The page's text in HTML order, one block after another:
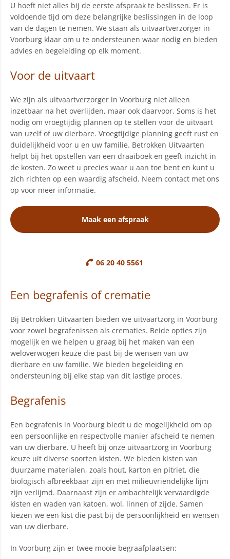
U hoeft niet alles bij de eerste afspraak te beslissen. Er is
voldoende tijd om deze belangrijke beslissingen in de loop
van de dagen te nemen. We staan als uitvaartverzorger in
Voorburg klaar om u te ondersteunen waar nodig en bieden
advies en begeleiding op elk moment.
Voor de uitvaart
We zijn als uitvaartverzorger in Voorburg niet alleen
inzetbaar na het overlijden, maar ook daarvoor. Soms is het
nodig om vroegtijdig plannen op te stellen voor de uitvaart
van uzelf of uw dierbare. Vroegtijdige planning geeft rust en
duidelijkheid voor u en uw familie. Betrokken Uitvaarten
helpt bij het opstellen van een draaiboek en geeft inzicht in
de kosten. Zo weet u precies waar u aan toe bent en kunt u
zich richten op een waardig afscheid. Neem contact met ons
op voor meer informatie.
Maak een afspraak
06 20 40 5561
Een begrafenis of crematie
Bij Betrokken Uitvaarten bieden we uitvaartzorg in Voorburg
voor zowel begrafenissen als crematies. Beide opties zijn
mogelijk en we helpen u graag bij het maken van een
weloverwogen keuze die past bij de wensen van uw
dierbare en uw familie. We bieden begeleiding en
ondersteuning bij elke stap van dit lastige proces.
Begrafenis
Een begrafenis in Voorburg biedt u de mogelijkheid om op
een persoonlijke en respectvolle manier afscheid te nemen
van uw dierbare. U heeft bij onze uitvaartzorg in Voorburg
keuze uit diverse soorten kisten. We bieden kisten van
duurzame materialen, zoals hout, karton en pitriet, die
biologisch afbreekbaar zijn en met milieuvriendelijke lijm
zijn verlijmd. Daarnaast zijn er ambachtelijk vervaardigde
kisten en waden van katoen, wol, linnen of zijde. Samen
kiezen we een kist die past bij de persoonlijkheid en wensen
van uw dierbare.
In Voorburg zijn er twee mooie begraafplaatsen: